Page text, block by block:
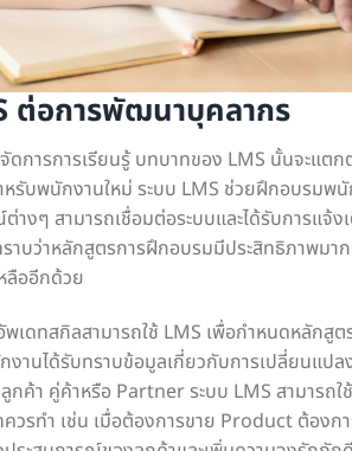
ต่อการพัฒนาบุคลากร
ดการการเรียนรู้ บทบาทของ LMS นั้นจะแต
บพนักงานใหม่ ระบบ LMS ช่วยฝึกอบรมพนัก
งๆ สามารถเชื่อมต่อระบบและได้รับการแจ้
ราบว่าหลักสูตรการฝึกอบรมมีประสิทธิภาพม
ลืออีกด้วย
ดทสกิลสามารถใช้ LMS เพื่อกำหนดหลักสู
งานได้รับทราบข้อมูลเกี่ยวกับการเปลี่ยนแ
ค้า คู่ค้าหรือ Partner ระบบ LMS สามารถ
รทำ เช่น เมื่อต้องการขาย Product ต้องก